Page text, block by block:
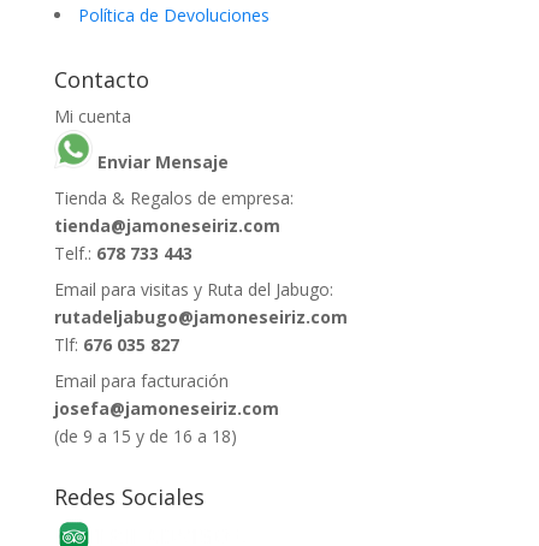
Política de Devoluciones
Contacto
Mi cuenta
Enviar Mensaje
Tienda & Regalos de empresa:
tienda@jamoneseiriz.com
Telf.: 678 733 443
Email para visitas y Ruta del Jabugo:
rutadeljabugo@jamoneseiriz.com
Tlf: 676 035 827
Email para facturación
josefa@jamoneseiriz.com
(de 9 a 15 y de 16 a 18)
Redes Sociales